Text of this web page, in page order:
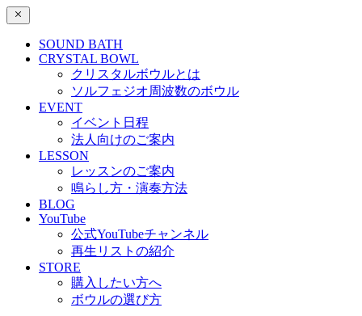
SOUND BATH
CRYSTAL BOWL
クリスタルボウルとは
ソルフェジオ周波数のボウル
EVENT
イベント日程
法人向けのご案内
LESSON
レッスンのご案内
鳴らし方・演奏方法
BLOG
YouTube
公式YouTubeチャンネル
再生リストの紹介
STORE
購入したい方へ
ボウルの選び方